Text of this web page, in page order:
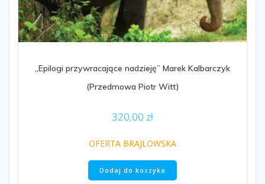
„Epilogi przywracające nadzieję” Marek Kalbarczyk
(Przedmowa Piotr Witt)
320,00 zł
OFERTA BRAJLOWSKA
Dodaj do koszyka